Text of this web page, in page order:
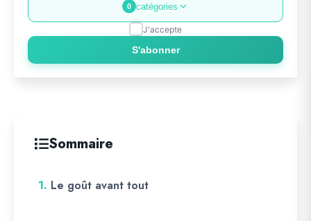
0 catégories
J'accepte
S'abonner
Sommaire
1. Le goût avant tout